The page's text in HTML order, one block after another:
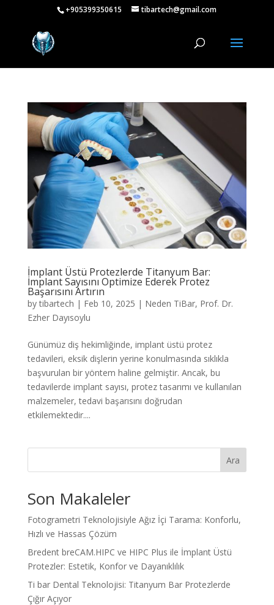
+905399350615 tibartech@gmail.com
İmplant Üstü Protezlerde Titanyum Bar:
İmplant Sayısını Optimize Ederek Protez
Başarısını Artırın
bytibartech | Feb 10, 2025 | Neden TiBar, Prof. Dr.
Ezher Dayısoylu
Günümüz diş hekimliğinde, implant üstü protez
tedavileri, eksik dişlerin yerine konulmasında sıklıkla
başvurulan bir yöntem haline gelmiştir. Ancak, bu
tedavilerde implant sayısı, protez tasarımı ve kullanılan
malzemeler, tedavi başarısını doğrudan
etkilemektedir....
Ara
Son Makaleler
Fotogrametri Teknolojisiyle Ağız İçi Tarama: Konforlu,
Hızlı ve Hassas Çözüm
Bredent breCAM.HIPC ve HIPC Plus ile İmplant Üstü
Protezler: Estetik, Konfor ve Dayanıklılık
Ti bar Dental Teknolojisi: Titanyum Bar Protezlerde
Çığır Açıyor